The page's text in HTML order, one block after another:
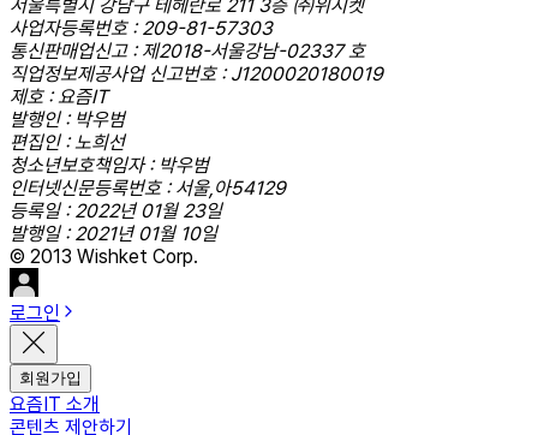
서울특별시 강남구 테헤란로 211 3층 ㈜위시켓
사업자등록번호 : 209-81-57303
통신판매업신고 : 제2018-서울강남-02337 호
직업정보제공사업 신고번호 : J1200020180019
제호 : 요즘IT
발행인 : 박우범
편집인 : 노희선
청소년보호책임자 : 박우범
인터넷신문등록번호 : 서울,아54129
등록일 : 2022년 01월 23일
발행일 : 2021년 01월 10일
© 2013 Wishket Corp.
로그인
회원가입
요즘IT 소개
콘텐츠 제안하기